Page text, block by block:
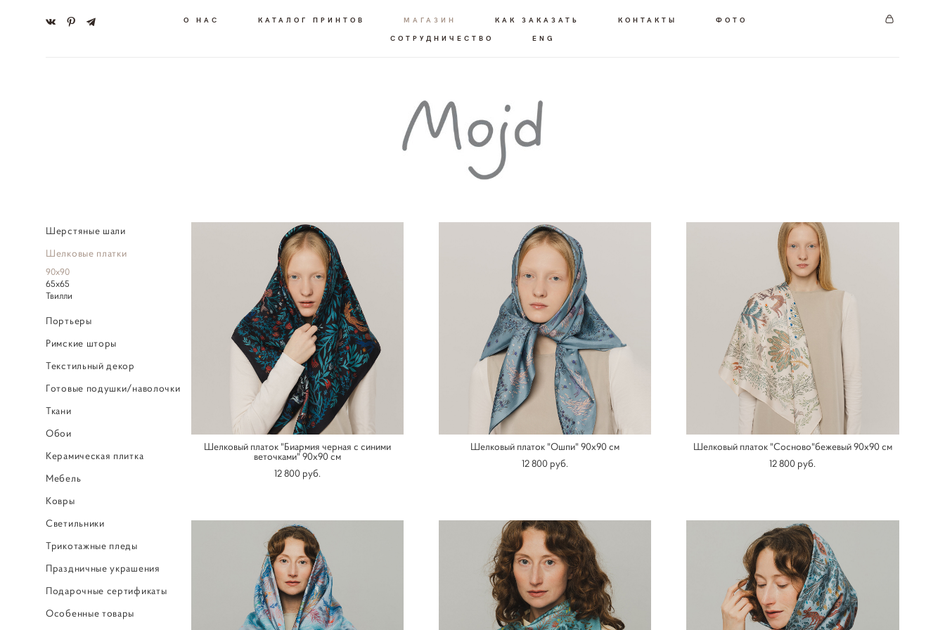
О НАС КАТАЛОГ ПРИНТОВ МАГАЗИН КАК ЗАКАЗАТЬ КОНТАКТЫ
ФОТО
СОТРУДНИЧЕСТВО
ENG
Шерстяные шали
Шелковые платки
90х90
65х65
Твилли
Портьеры
Римские шторы
Текстильный декор
Готовые подушки/наволочки
Ткани
Обои
Керамическая плитка
Мебель
Ковры
Светильники
Трикотажные пледы
Праздничные украшения
Подарочные сертификаты
Особенные товары
Шелковый платок "Биармия черная с синими
веточками" 90х90 см
12 800 pуб.
Шелковый платок "Ошпи" 90х90 см
12 800 pуб.
Шелковый платок "Сосново"бежевый 90х90 см
12 800 pуб.